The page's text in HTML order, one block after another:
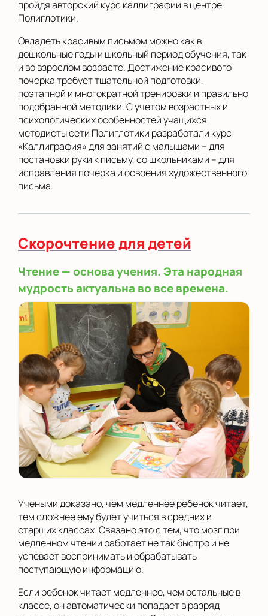
пройдя авторский курс каллиграфии в центре
Полиглотики.
Овладеть красивым письмом можно как в
дошкольные годы и школьный период обучения, так
и во взрослом возрасте. Достижение красивого
почерка требует тщательной подготовки,
поэтапной и многократной тренировки и правильно
подобранной методики. С учетом возрастных и
психологических особенностей учащихся
методисты сети Полиглотики разработали курс
«Каллиграфия» для занятий с малышами – для
постановки руки к письму, со школьниками – для
исправления почерка и освоения художественного
письма.
Скорочтение для детей
Чтение — основа учения. Эта народная
мудрость актуальна во все времена.
Учеными доказано, чем медленнее ребенок читает,
тем сложнее ему будет учиться в средних и
старших классах. Связано это с тем, что мозг при
медленном чтении работает не так быстро и не
успевает воспринимать и обрабатывать
поступающую информацию.
Если ребенок читает медленнее, чем остальные в
классе, он автоматически попадает в разряд